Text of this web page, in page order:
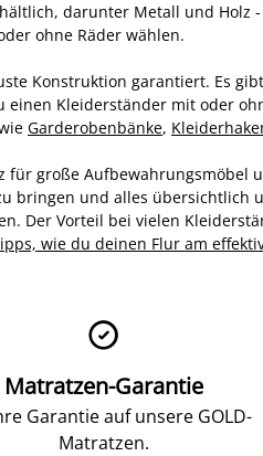
darunter Metall und Holz
ohne Räder wählen.
Konstruktion garantiert. Es
Kleiderständer mit oder
Garderobenbänke,
große Aufbewahrungsmöbel
bringen und alles
Der Vorteil bei vielen
wie du deinen Flur am

Matratzen-Garantie
Garantie auf unsere GOLD-
Matratzen.